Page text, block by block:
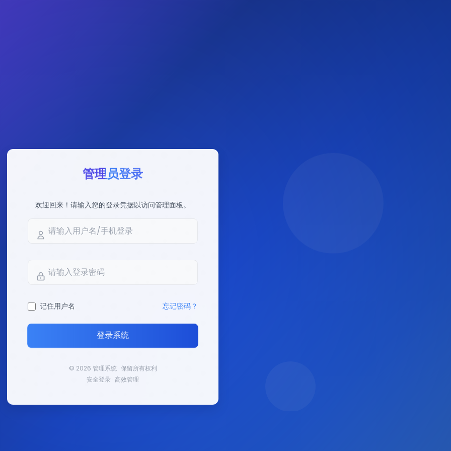
管理员登录
欢迎回来！请输入您的登录凭据以访问管理面板。
记住用户名 忘记密码？
登录系统
© 2026 管理系统 · 保留所有权利
安全登录 · 高效管理